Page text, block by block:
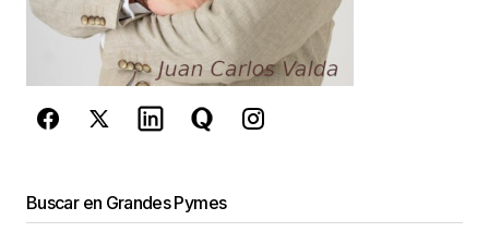
de Googlese aplican.
Enviar Comentario
Buscar en Grandes Pymes